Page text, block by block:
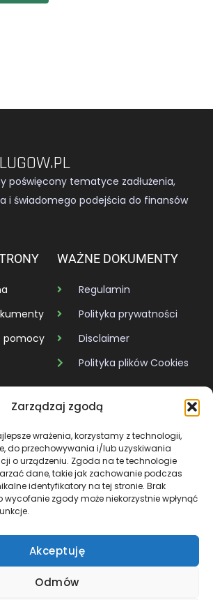
Zarządzaj zgodą
wrażenia, korzystamy z technologii,
do przechowywania i/lub uzyskiwania
o urządzeniu. Zgoda na te technologie
dane, takie jak zachowanie podczas
identyfikatory na tej stronie. Brak
zgody może niekorzystnie wpłynąć
Akceptuję
Odmów
poświęcony tematyce zadłużenia,
i świadomego podejścia do finansów
pomocy
WAŻNE DOKUMENTY
Regulamin
Polityka prywatności
Disclaimer
Polityka plików Cookies
ALE SIŁA, KTÓRĄ W SOBIE BUDUJESZ,
ZOSTAJE NA ZAWSZE.
© 2026 Wyjscie z Dlugów
charakter edukacyjny i informacyjny.